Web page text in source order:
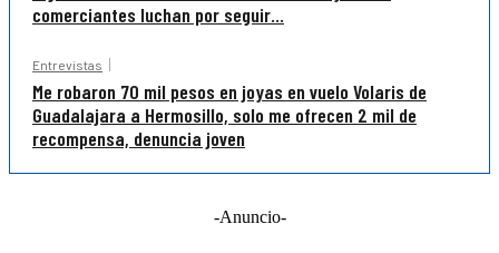
comerciantes luchan por seguir...
Entrevistas
Me robaron 70 mil pesos en joyas en vuelo Volaris de
Guadalajara a Hermosillo, solo me ofrecen 2 mil de
recompensa, denuncia joven
-Anuncio-